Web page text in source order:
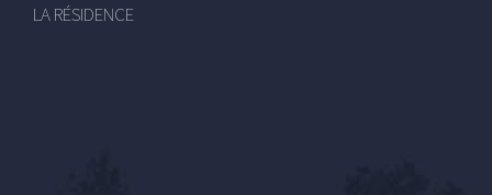
LA RÉSIDENCE